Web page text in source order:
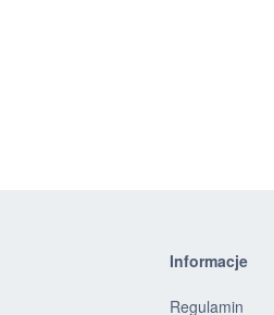
Informacje
Regulamin